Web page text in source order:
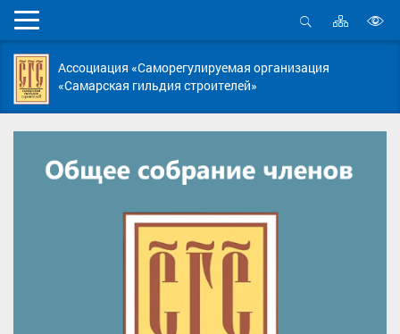
Мобильное
меню
Открыть
Карта
сайта
Ассоциация «Саморегулируемая организация
«Самарская гильдия строителей»